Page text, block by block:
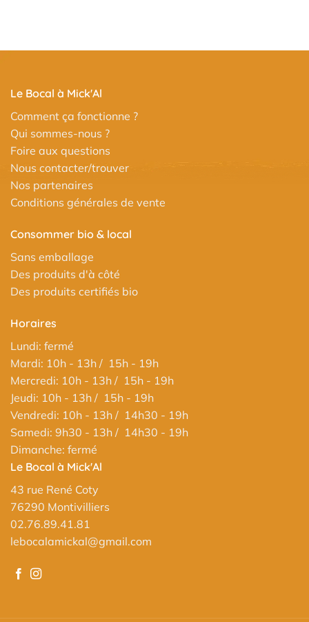
Le Bocal à Mick'Al
Comment ça fonctionne ?
Qui sommes-nous ?
Foire aux questions
Nous contacter/trouver
Nos partenaires
Conditions générales de vente
Consommer bio & local
Sans emballage
Des produits d'à côté
Des produits certifiés bio
Horaires
Lundi: fermé
Mardi: 10h - 13h / 15h - 19h
Mercredi: 10h - 13h / 15h - 19h
Jeudi: 10h - 13h / 15h - 19h
Vendredi: 10h - 13h / 14h30 - 19h
Samedi: 9h30 - 13h / 14h30 - 19h
Dimanche: fermé
Le Bocal à Mick'Al
43 rue René Coty
76290 Montivilliers
02.76.89.41.81
lebocalamickal@gmail.com